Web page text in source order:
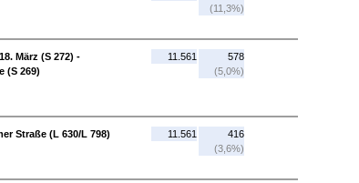
(11,3%)
März (S 272) -
(S 269)
11.561
578
(5,0%)
Straße (L 630/L 798)
11.561
416
(3,6%)